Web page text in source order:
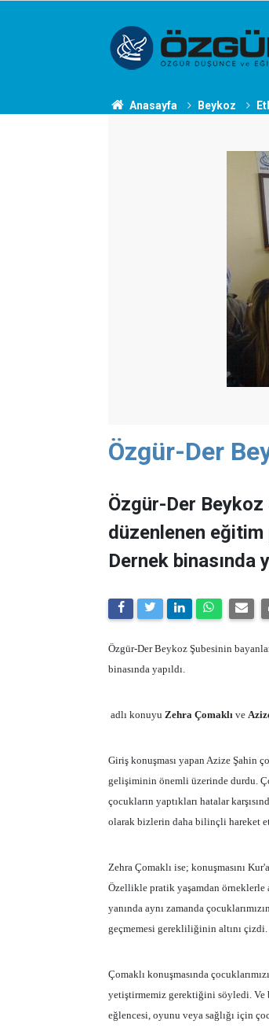
Anasayfa Beykoz
Özgür-Der
Özgür-Der
düzenlenen eğitim
Dernek binasında
Özgür-Der Beykoz Şubesinin
binasında yapıldı.
adlı konuyu Zehra Çomaklı ve
Giriş konuşması yapan Azize Şahin
gelişiminin önemli üzerinde durdu.
çocukların yaptıkları hatalar
olarak bizlerin daha bilinçli hareket
Zehra Çomaklı ise; konuşmasını
Özellikle pratik yaşamdan örneklerle
yanında aynı zamanda
geçmemesi gerekliliğinin altını çizdi.
Çomaklı konuşmasında
yetiştirmemiz gerektiğini söyledi. Ve
eğlencesi, oyunu veya sağlığı için